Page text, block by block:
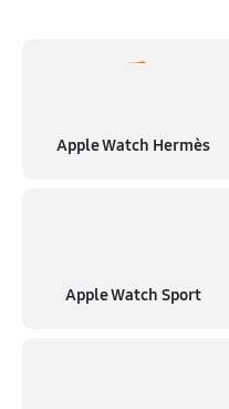
Apple Watch Hermès
Apple Watch Sport